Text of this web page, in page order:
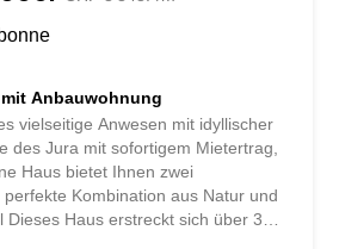
Anbauwohnung
vielseitige Anwesen mit idyllischer
des Jura mit sofortigem Mietertrag,
Haus bietet Ihnen zwei
Kombination aus Natur und
Dieses Haus erstreckt sich über 3